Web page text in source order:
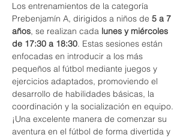
Los entrenamientos de la categoría
Prebenjamín A, dirigidos a niños de 5 a 7
años, se realizan cada lunes y miércoles
de 17:30 a 18:30. Estas sesiones están
enfocadas en introducir a los más
pequeños al fútbol mediante juegos y
ejercicios adaptados, promoviendo el
desarrollo de habilidades básicas, la
coordinación y la socialización en equipo.
¡Una excelente manera de comenzar su
aventura en el fútbol de forma divertida y